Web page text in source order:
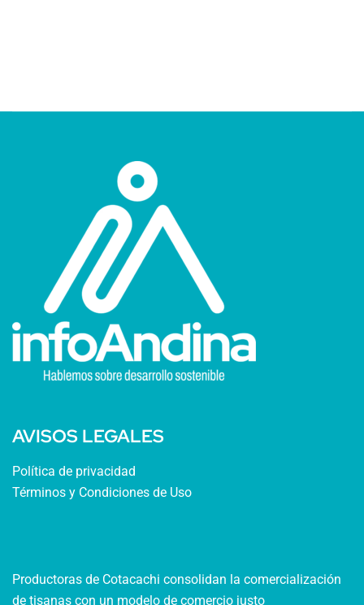
AVISOS LEGALES
Política de privacidad
Términos y Condiciones de Uso
Productoras de Cotacachi consolidan la comercialización
de tisanas con un modelo de comercio justo